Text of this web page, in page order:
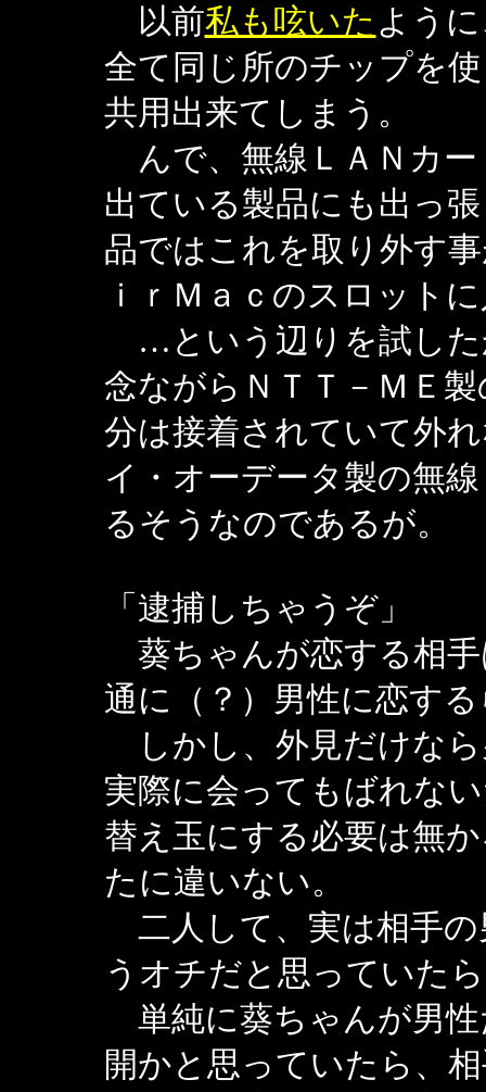
以前私も呟いた よう
全て同じ所のチップを
共用出来てしまう。
んで、無線ＬＡＮカー
出ている製品にも出っ
品ではこれを取り外す
ｉｒＭａｃのスロット
…という辺りを試した
念ながらＮＴＴ－ＭＥ
分は接着されていて外
イ・オーデータ製の無
るそうなのであるが。
「逮捕しちゃうぞ」
葵ちゃんが恋する相
通に（？）男性に恋す
しかし、外見だけな
実際に会ってもばれな
替え玉にする必要は無
たに違いない。
二人して、実は相手
うオチだと思っていた
単純に葵ちゃんが男
開かと思っていたら、